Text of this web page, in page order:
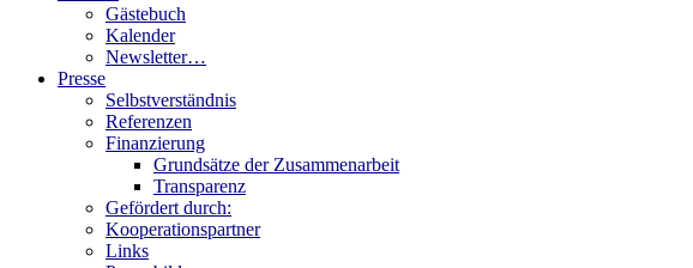
Gästebuch
Kalender
Newsletter…
Presse
Selbstverständnis
Referenzen
Finanzierung
Grundsätze der Zusammenarbeit
Transparenz
Gefördert durch:
Kooperationspartner
Links